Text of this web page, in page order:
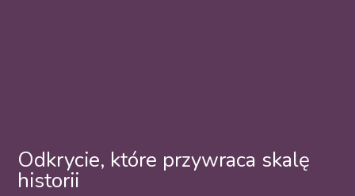
Odkrycie, które przywraca skalę
historii